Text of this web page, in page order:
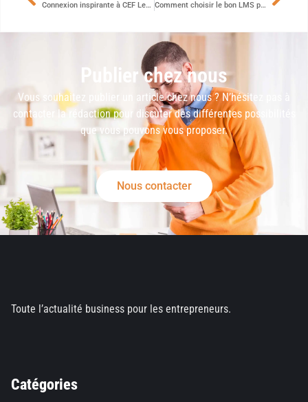
Connexion inspirante à CEF Learning : facilitez votre parcours pédagogique unique Comment choisir le bon LMS pour vos formations ?
Publier chez nous
Vous souhaitez publier un article chez nous ? N’hésitez pas à
contacter la rédaction pour discuter des différentes possibilités
que vous pouvons vous proposer.
Nous contacter
Toute l’actualité business pour les entrepreneurs.
Catégories